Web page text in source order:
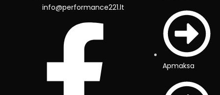
info@performance221.lt
Apmaksa